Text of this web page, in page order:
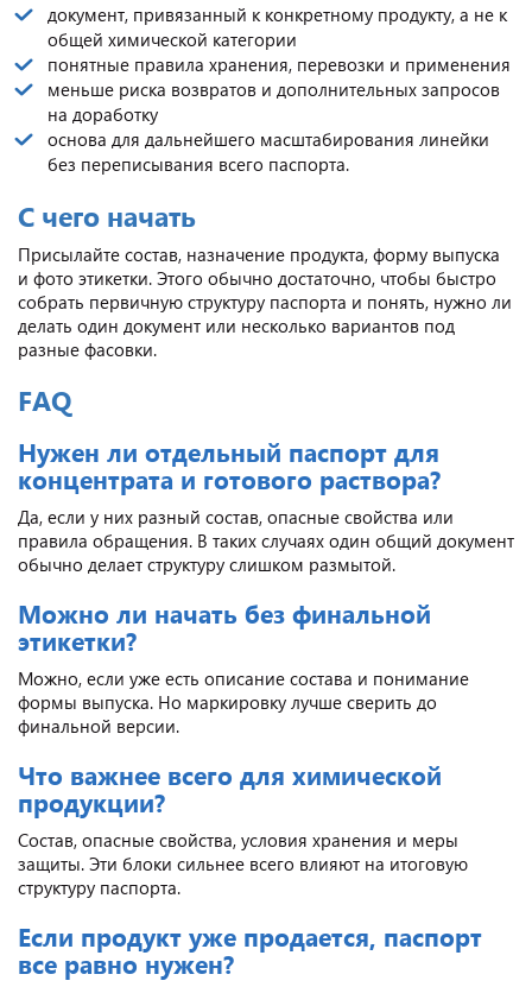
документ, привязанный к конкретному продукту, а не к
общей химической категории
понятные правила хранения, перевозки и применения
меньше риска возвратов и дополнительных запросов
на доработку
основа для дальнейшего масштабирования линейки
без переписывания всего паспорта.
С чего начать
Присылайте состав, назначение продукта, форму выпуска
и фото этикетки. Этого обычно достаточно, чтобы быстро
собрать первичную структуру паспорта и понять, нужно ли
делать один документ или несколько вариантов под
разные фасовки.
FAQ
Нужен ли отдельный паспорт для
концентрата и готового раствора?
Да, если у них разный состав, опасные свойства или
правила обращения. В таких случаях один общий документ
обычно делает структуру слишком размытой.
Можно ли начать без финальной
этикетки?
Можно, если уже есть описание состава и понимание
формы выпуска. Но маркировку лучше сверить до
финальной версии.
Что важнее всего для химической
продукции?
Состав, опасные свойства, условия хранения и меры
защиты. Эти блоки сильнее всего влияют на итоговую
структуру паспорта.
Если продукт уже продается, паспорт
все равно нужен?